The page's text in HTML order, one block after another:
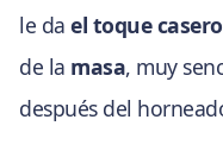
le dael toque
de la masa, muy
después del